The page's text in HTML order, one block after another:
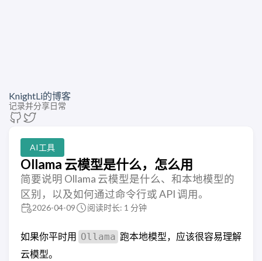
KnightLi的博客
记录并分享日常
AI工具
Ollama 云模型是什么，怎么用
简要说明 Ollama 云模型是什么、和本地模型的
区别，以及如何通过命令行或 API 调用。
2026-04-09 阅读时长: 1 分钟
如果你平时用 Ollama 跑本地模型，应该很容易理解
云模型。